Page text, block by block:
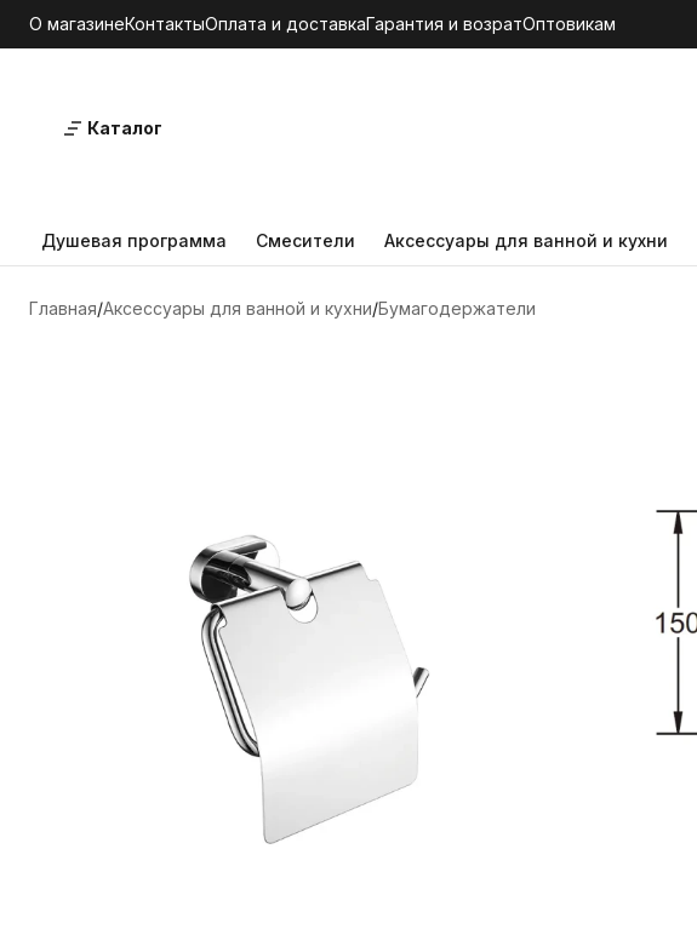
О магазинеКонтактыОплата и доставкаГарантия и возратОптовикам
Каталог
Душевая программа Смесители Аксессуары для ванной и кухни
Главная Аксессуары для ванной и кухни Бумагодержатели